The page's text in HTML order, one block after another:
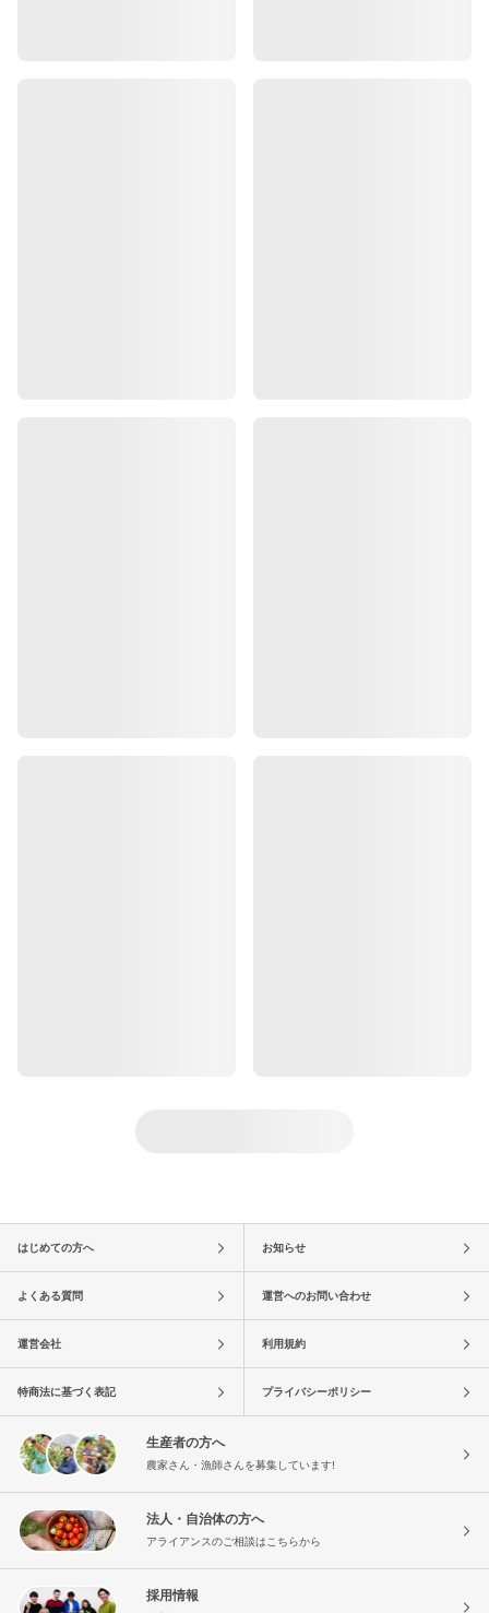
はじめての方へ お知らせ
よくある質問 運営へのお問い合わせ
運営会社 利用規約
特商法に基づく表記 プライバシーポリシー
生産者の方へ
農家さん・漁師さんを募集しています!
法人・自治体の方へ
アライアンスのご相談はこちらから
採用情報